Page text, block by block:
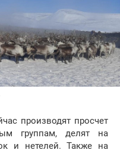
производят просчет
группам, делят на
и нетелей. Также на